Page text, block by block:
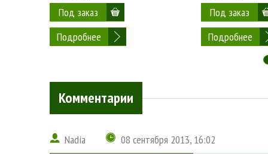
Подробнее Подробнее
Комментарии
Nadia 08 сентября 2013, 16:02